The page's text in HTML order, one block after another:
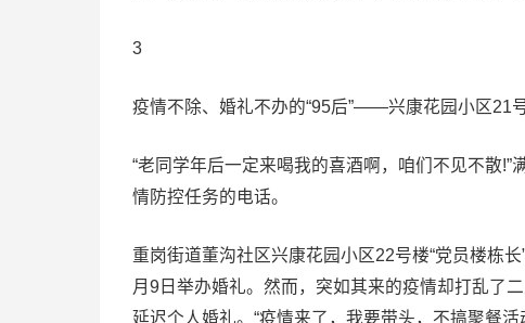
3
疫情不除、婚礼不办的“95后”——兴康花园小区21
“老同学年后一定来喝我的喜酒啊，咱们不见不散
情防控任务的电话。
重岗街道董沟社区兴康花园小区22号楼“党员楼栋
月9日举办婚礼。然而，突如其来的疫情却打乱了
延迟个人婚礼。“疫情来了，我要带头，不搞聚餐